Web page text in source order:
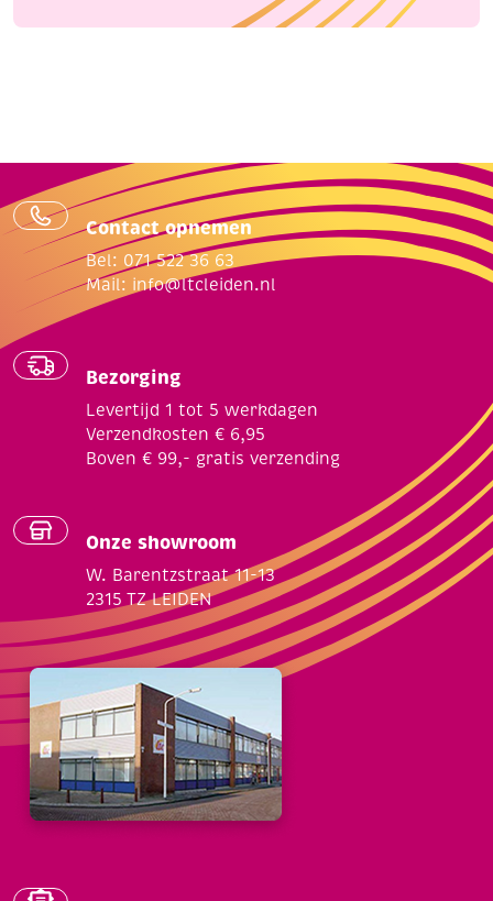
Contact opnemen
Bel: 071 522 36 63
Mail: info@ltcleiden.nl
Bezorging
Levertijd 1 tot 5 werkdagen
Verzendkosten € 6,95
Boven € 99,- gratis verzending
Onze showroom
W. Barentzstraat 11-13
2315 TZ LEIDEN